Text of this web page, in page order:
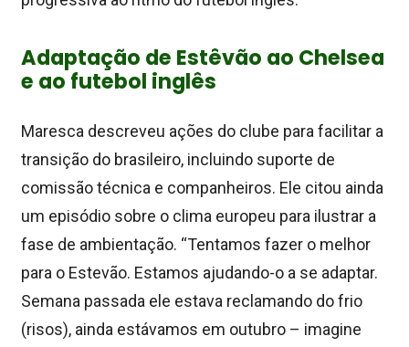
Adaptação de Estêvão ao Chelsea
e ao futebol inglês
Maresca descreveu ações do clube para facilitar a
transição do brasileiro, incluindo suporte de
comissão técnica e companheiros. Ele citou ainda
um episódio sobre o clima europeu para ilustrar a
fase de ambientação. “Tentamos fazer o melhor
para o Estevão. Estamos ajudando-o a se adaptar.
Semana passada ele estava reclamando do frio
(risos), ainda estávamos em outubro – imagine